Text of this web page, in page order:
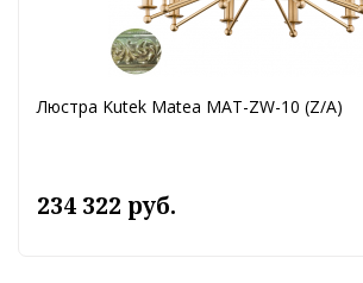
Люстра Kutek Matea MAT-ZW-10 (Z/A)
234 322 руб.